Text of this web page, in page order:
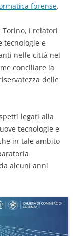
forense.
Torino, i relatori
tecnologie e
nelle città nel
conciliare la
delle
legati alla
tecnologie e
in tale ambito
alcuni anni